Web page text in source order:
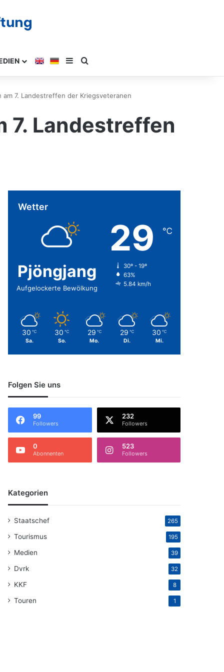
7. Landestreffen der Kriegsveteranen
7. Landestreffen
Wetter
Pjöngjang
Aufgelockerte Bewölkung
29 ℃
30º - 19º
63%
5.84 km/h
30 ℃
Sa.
30 ℃
So.
29 ℃
Mo.
29 ℃
Di.
30 ℃
Mi.
Folgen Sie uns
99
Followers
232
Followers
0
Abonnenten
523
Followers
Kategorien
Staatschef 265
Tourismus 195
Medien 39
Dvrk 32
KKF 8
Touren 1